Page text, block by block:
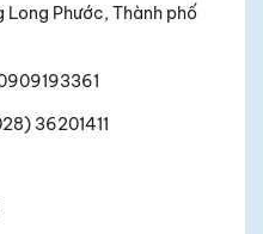
Phước, Thành phố
36201411